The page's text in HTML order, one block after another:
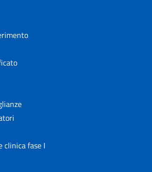
clinica fase I